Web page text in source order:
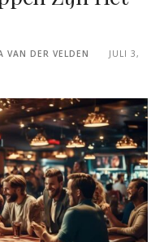
VAN DER VELDEN
JULI 3,